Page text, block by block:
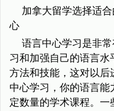
加拿大留学选择适
心
语言中心学习是非
习和加强自己的语言水
方法和技能，这对以
中心学习，你的语言
定数量的学术课程。一